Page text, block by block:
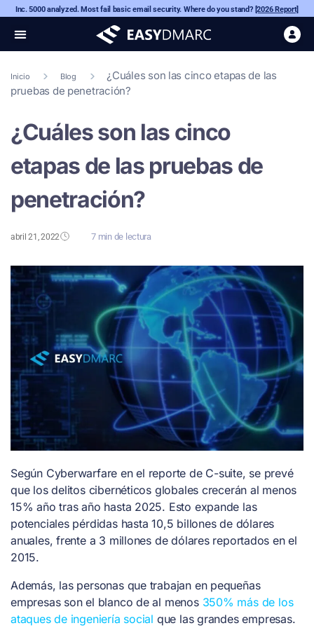
Inc. 5000 analyzed. Most fail basic email security. Where do you stand? [2026 Report]
Inicio Blog
¿Cuáles son las cinco etapas de las
pruebas de penetración?
¿Cuáles son las cinco
etapas de las pruebas de
penetración?
abril 21, 2022 7 min de lectura
Según Cyberwarfare en el reporte de C-suite, se prevé
que los delitos cibernéticos globales crecerán al menos
15% año tras año hasta 2025. Esto expande las
potenciales pérdidas hasta 10,5 billones de dólares
anuales, frente a 3 millones de dólares reportados en el
2015.
Además, las personas que trabajan en pequeñas
empresas son el blanco de al menos 350% más de los
ataques de ingeniería social que las grandes empresas.